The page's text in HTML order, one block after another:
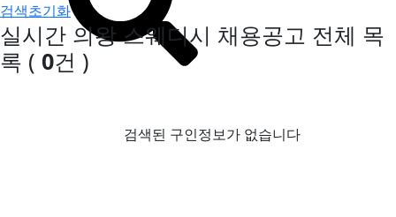
검색초기화
실시간 의왕 스웨디시 채용공고 전체 목
록 ( 0건 )
검색된 구인정보가 없습니다